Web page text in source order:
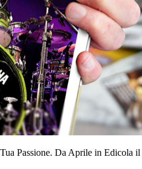
Passione. Da Aprile in Edicola